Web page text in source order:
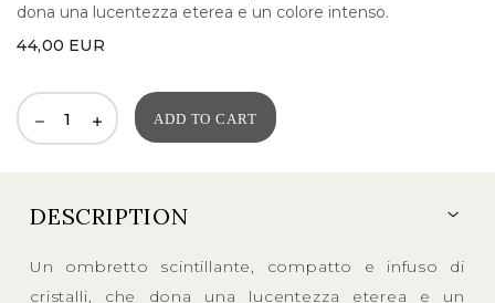
dona una lucentezza eterea e un colore intenso.
44,00 EUR
ADD TO CART
DESCRIPTION
Un ombretto scintillante, compatto e infuso di
cristalli, che dona una lucentezza eterea e un